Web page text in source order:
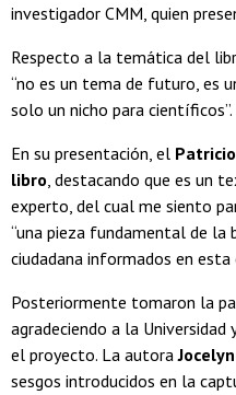
investigador CMM, quien
Respecto a la temática del
“no es un tema de futuro, es
solo un nicho para científicos”.
En su presentación, el
libro, destacando que es un
experto, del cual me siento
“una pieza fundamental de la
ciudadana informados en esta
Posteriormente tomaron la
agradeciendo a la
el proyecto. La autora
sesgos introducidos en la